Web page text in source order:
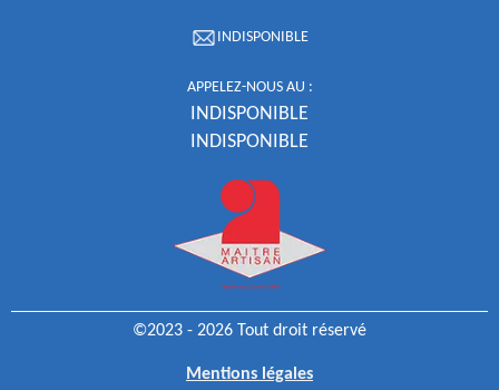
INDISPONIBLE
APPELEZ-NOUS AU :
INDISPONIBLE
INDISPONIBLE
©2023 - 2026 Tout droit réservé
Mentions légales